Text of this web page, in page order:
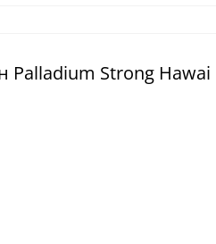
Palladium Strong